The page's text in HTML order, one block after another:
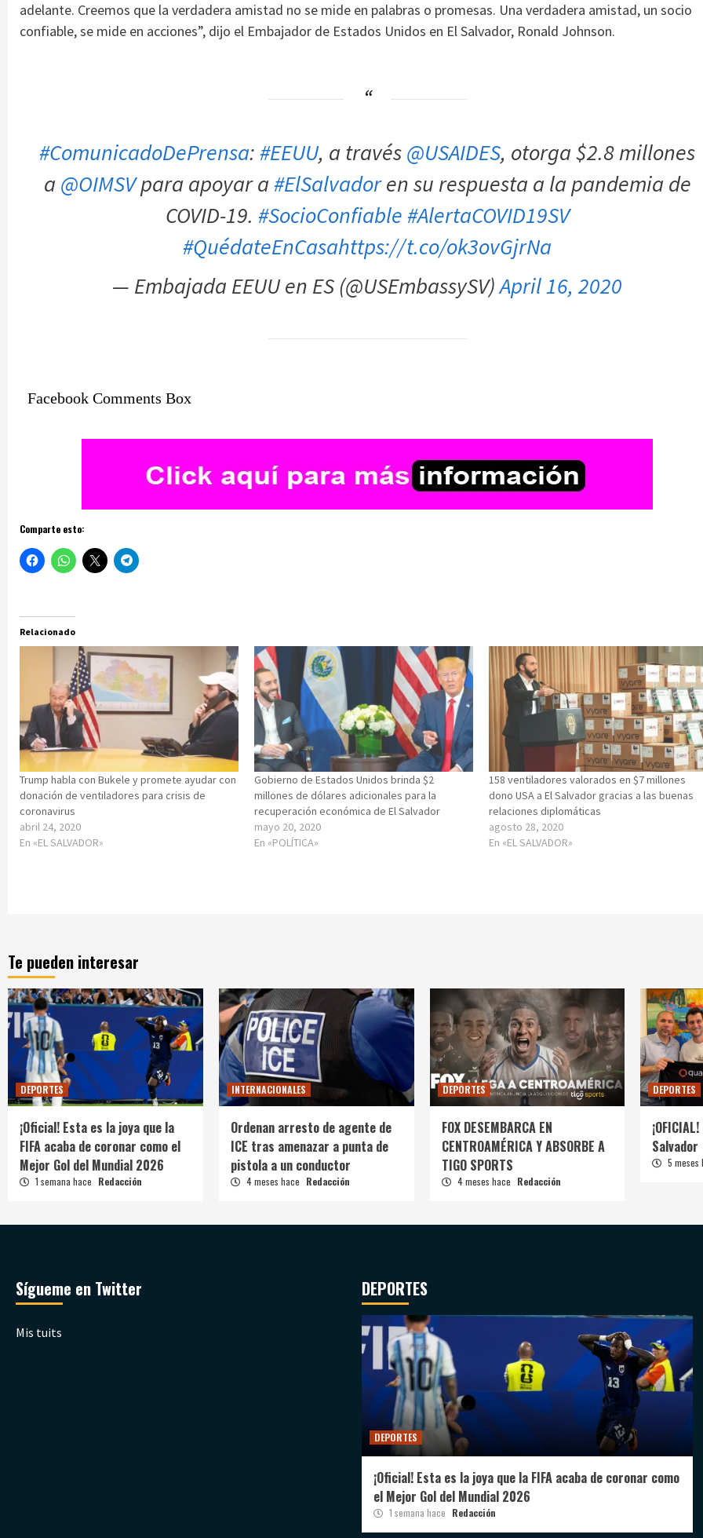
adelante. Creemos que la verdadera amistad no se mide en palabras o promesas. Una verdadera amistad, un socio
confiable, se mide en acciones”, dijo el Embajador de Estados Unidos en El Salvador, Ronald Johnson.
#ComunicadoDePrensa:#EEUU, a través@USAIDES, otorga $2.8 millones
a @OIMSVpara apoyar a#ElSalvadoren su respuesta a la pandemia de
COVID-19. #SocioConfiable#AlertaCOVID19SV
#QuédateEnCasahttps://t.co/ok3ovGjrNa
— Embajada EEUU en ES (@USEmbassySV)April 16, 2020
Facebook Comments Box
Comparte esto:
Relacionado
Trump habla con Bukele y promete ayudar con
donación de ventiladores para crisis de
coronavirus
abril 24, 2020
En «EL SALVADOR»
Gobierno de Estados Unidos brinda $2
millones de dólares adicionales para la
recuperación económica de El Salvador
mayo 20, 2020
En «POLÍTICA»
158 ventiladores valorados en $7 millones
dono USA a El Salvador gracias a las buenas
relaciones diplomáticas
agosto 28, 2020
En «EL SALVADOR»
Te pueden interesar
DEPORTES
¡Oficial! Esta es la joya que la
FIFA acaba de coronar como el
Mejor Gol del Mundial 2026
1 semana hace Redacción
INTERNACIONALES
Ordenan arresto de agente de
ICE tras amenazar a punta de
pistola a un conductor
4 meses hace Redacción
DEPORTES
FOX DESEMBARCA EN
CENTROAMÉRICA Y ABSORBE A
TIGO SPORTS
4 meses hace Redacción
DEPORTES
Salvador
5
Sígueme en Twitter
Mis tuits
DEPORTES
DEPORTES
¡Oficial! Esta es la joya que la FIFA acaba de coronar como
el Mejor Gol del Mundial 2026
1 semana hace Redacción